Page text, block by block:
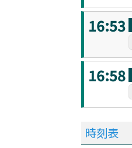
16:53
16:58
時刻表